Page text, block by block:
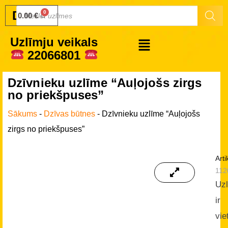
Druku.lv
0.00€
Uzlīmju veikals
22066801
Dzīvnieku uzlīme “Auļojošs zirgs
no priekšpuses”
Sākums - Dzīvas būtnes - Dzīvnieku uzlīme “Auļojošs
zirgs no priekšpuses”
ir